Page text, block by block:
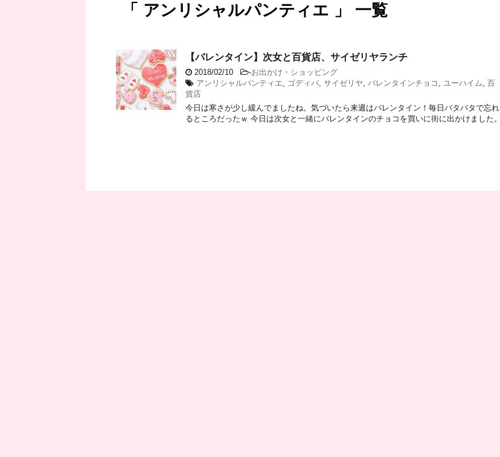
「 アンリシャルパンティエ 」 一覧
【バレンタイン】次女と百貨店、サイゼリヤランチ
2018/02/10 -お出かけ・ショッピング
アンリシャルパンティエ
ゴディバ サイゼリヤ バレンタインチョコ ユーハイム
百
貨店
今日は寒さが少し緩んでましたね。気づいたら来週はバレンタイン！毎日バタバタで忘れ
るところだったｗ 今日は次女と一緒にバレンタインのチョコを買いに街に出かけました。